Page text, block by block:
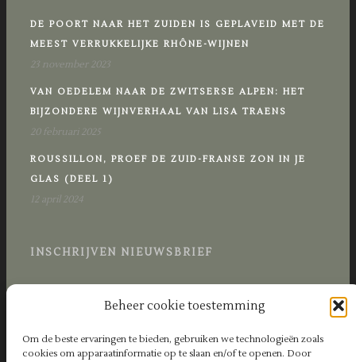
Beheer cookie toestemming
Om de beste ervaringen te bieden, gebruiken we technologieën zoals
cookies om apparaatinformatie op te slaan en/of te openen. Door
DE POORT NAAR HET ZUIDEN IS GEPLAVEID MET DE
MEEST VERRUKKELIJKE RHÔNE-WIJNEN
23 november 2023
VAN OEDELEM NAAR DE ZWITSERSE ALPEN: HET
BIJZONDERE WIJNVERHAAL VAN LISA TRAENS
20 februari 2025
ROUSSILLON, PROEF DE ZUID-FRANSE ZON IN JE
GLAS (DEEL 1)
12 april 2024
INSCHRIJVEN NIEUWSBRIEF